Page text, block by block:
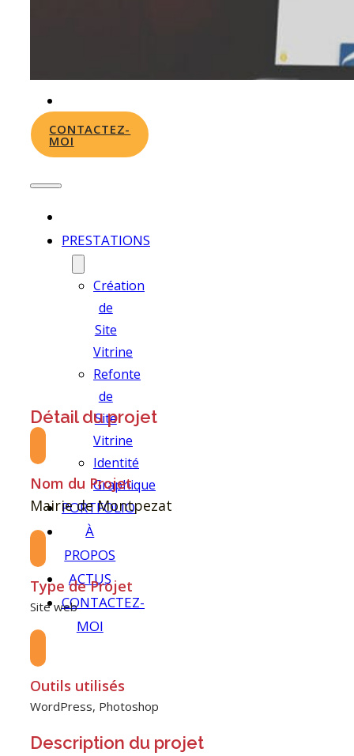
PROPOS
CONTACTEZ-
MOI
PRESTATIONS
Création
de
Site
Vitrine
Refonte
de
Site
Vitrine
Identité
Graphique
PORTFOLIO
À
PROPOS
ACTUS
CONTACTEZ-
MOI
Détail du projet
Nom du Projet
Mairie de Montpezat
Type de Projet
Site web
Outils utilisés
WordPress, Photoshop
Description du projet